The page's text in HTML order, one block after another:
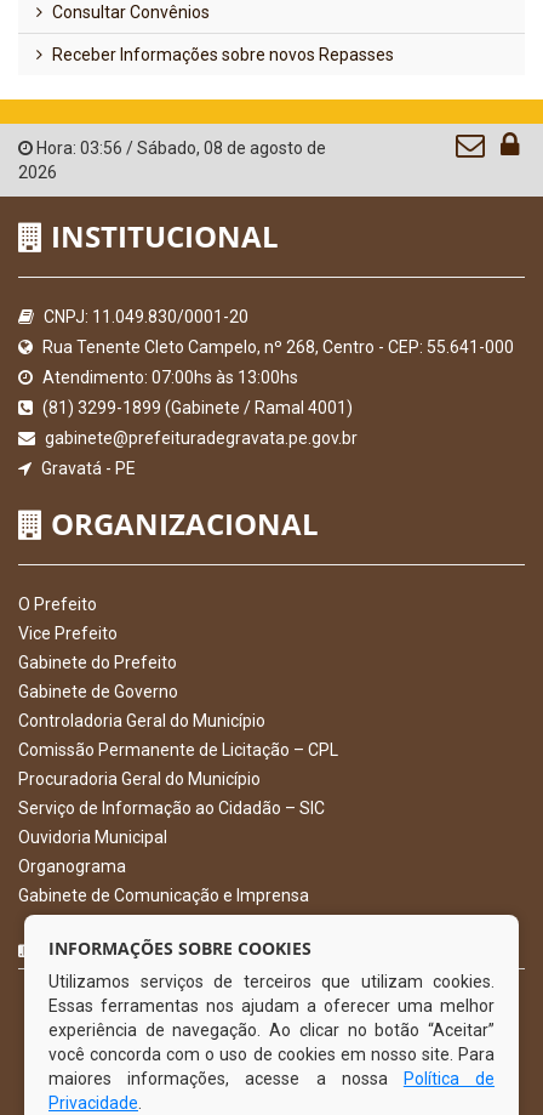
Consultar Convênios
Receber Informações sobre novos Repasses
Hora: 03:56 /Sábado, 08 de agosto de
2026
INSTITUCIONAL
CNPJ: 11.049.830/0001-20
Rua Tenente Cleto Campelo, nº 268, Centro - CEP: 55.641-000
Atendimento: 07:00hs às 13:00hs
(81) 3299-1899 (Gabinete / Ramal 4001)
gabinete@prefeituradegravata.pe.gov.br
Gravatá - PE
ORGANIZACIONAL
O Prefeito
Vice Prefeito
Gabinete do Prefeito
Gabinete de Governo
Controladoria Geral do Município
Comissão Permanente de Licitação – CPL
Procuradoria Geral do Município
Serviço de Informação ao Cidadão – SIC
Ouvidoria Municipal
Organograma
Gabinete de Comunicação e Imprensa
CURTA NOSSA FAN PAGE
INFORMAÇÕES SOBRE COOKIES
Utilizamos serviços de terceiros que utilizam cookies.
Essas ferramentas nos ajudam a oferecer uma melhor
experiência de navegação. Ao clicar no botão “Aceitar”
você concorda com o uso de cookies em nosso site. Para
maiores informações, acesse a nossa
Política de
Privacidade